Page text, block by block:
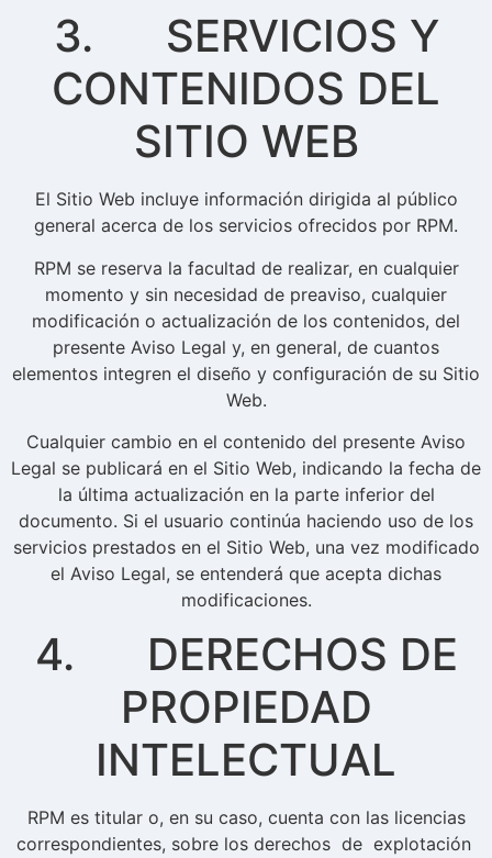
3. SERVICIOS Y
CONTENIDOS DEL
SITIO WEB
El Sitio Web incluye información dirigida al público
general acerca de los servicios ofrecidos por RPM.
RPM se reserva la facultad de realizar, en cualquier
momento y sin necesidad de preaviso, cualquier
modificación o actualización de los contenidos, del
presente Aviso Legal y, en general, de cuantos
elementos integren el diseño y configuración de su Sitio
Web.
Cualquier cambio en el contenido del presente Aviso
Legal se publicará en el Sitio Web, indicando la fecha de
la última actualización en la parte inferior del
documento. Si el usuario continúa haciendo uso de los
servicios prestados en el Sitio Web, una vez modificado
el Aviso Legal, se entenderá que acepta dichas
modificaciones.
4. DERECHOS DE
PROPIEDAD
INTELECTUAL
RPM es titular o, en su caso, cuenta con las licencias
correspondientes, sobre los derechos de explotación